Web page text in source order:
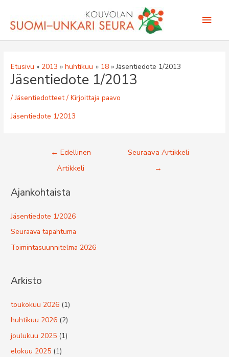
sisältöön
Etusivu 2013 huhtikuu 18 Jäsentiedote 1/2013
Jäsentiedote 1/2013
/Jäsentiedotteet/ Kirjoittajapaavo
Jäsentiedote 1/2013
Artikkelien
← Edellinen
Artikkeli
Seuraava Artikkeli
→
Ajankohtaista
Jäsentiedote 1/2026
Seuraava tapahtuma
Toimintasuunnitelma 2026
Arkisto
toukokuu 2026 (1)
huhtikuu 2026 (2)
joulukuu 2025 (1)
elokuu 2025 (1)